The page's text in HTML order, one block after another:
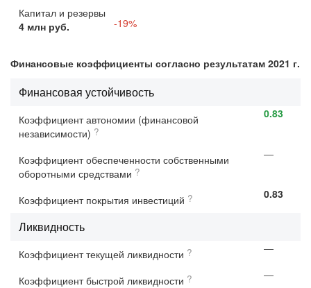
Капитал и резервы
4 млн руб.
-19%
Финансовые коэффициенты согласно результатам 2021 г.
Финансовая устойчивость
Коэффициент автономии (финансовой
независимости) ?
0.83
Коэффициент обеспеченности собственными
оборотными средствами ?
—
Коэффициент покрытия инвестиций ? 0.83
Ликвидность
Коэффициент текущей ликвидности ? —
Коэффициент быстрой ликвидности ? —